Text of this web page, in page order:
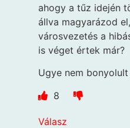
ahogy a tűz idején
állva magyarázod
városvezetés a
is véget értek már?
Ugye nem
8
Válasz